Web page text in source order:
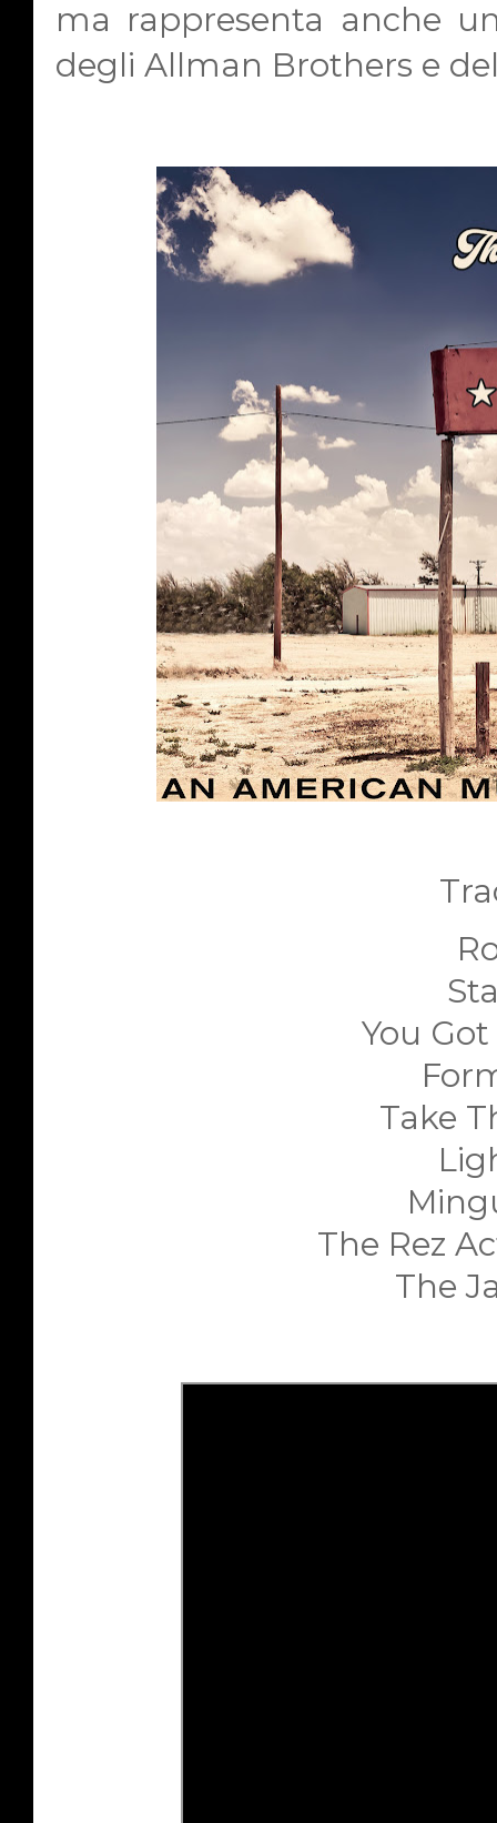
ma rappresenta anche
degli Allman Brothers e
You Got
Take
The Rez
The